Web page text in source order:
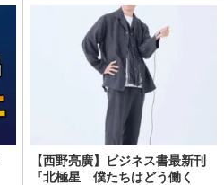
【西野亮廣】ビジネス書最新刊
『北極星 僕たちはどう働く